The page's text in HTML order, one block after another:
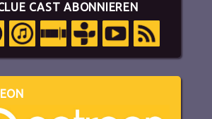
CAST ABONNIEREN